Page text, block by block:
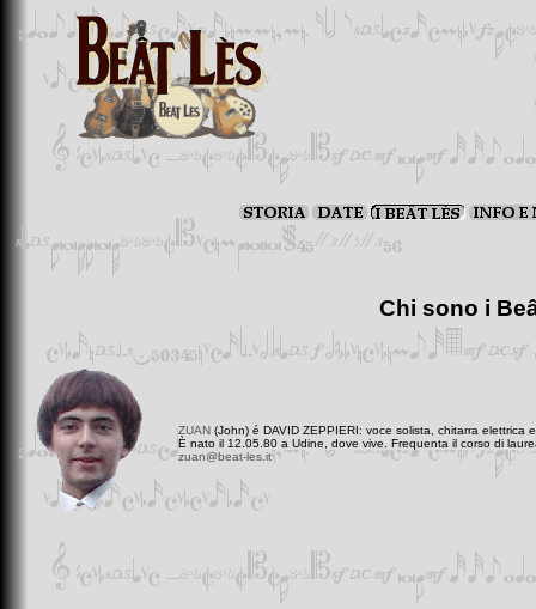
Chi sono i
ZUAN (John) é DAVID ZEPPIERI: voce solista, chitarra elettrica
È nato il 12.05.80 a Udine, dove vive. Frequenta il corso di
zuan@beat-les.it